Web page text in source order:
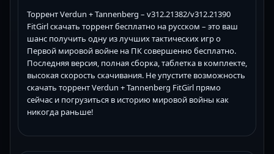
Торрент Verdun + Tannenberg – v312.21382/v312.21390
FitGirl скачать торрент бесплатно на русском – это ваш
шанс получить одну из лучших тактических игр о
Первой мировой войне на ПК совершенно бесплатно.
Последняя версия, полная сборка, таблетка в комплекте,
высокая скорость скачивания. Не упустите возможность
скачать торрент Verdun + Tannenberg FitGirl прямо
сейчас и погрузиться в историю мировой войны как
никогда раньше!